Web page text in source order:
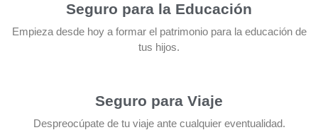
Seguro para la Educación
Empieza desde hoy a formar el patrimonio para la educación de
tus hijos.
Seguro para Viaje
Despreocúpate de tu viaje ante cualquier eventualidad.